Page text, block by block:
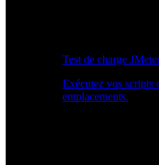
Test de charge
Exécutez vos scripts
emplacements.